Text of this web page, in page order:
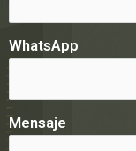
WhatsApp
Mensaje